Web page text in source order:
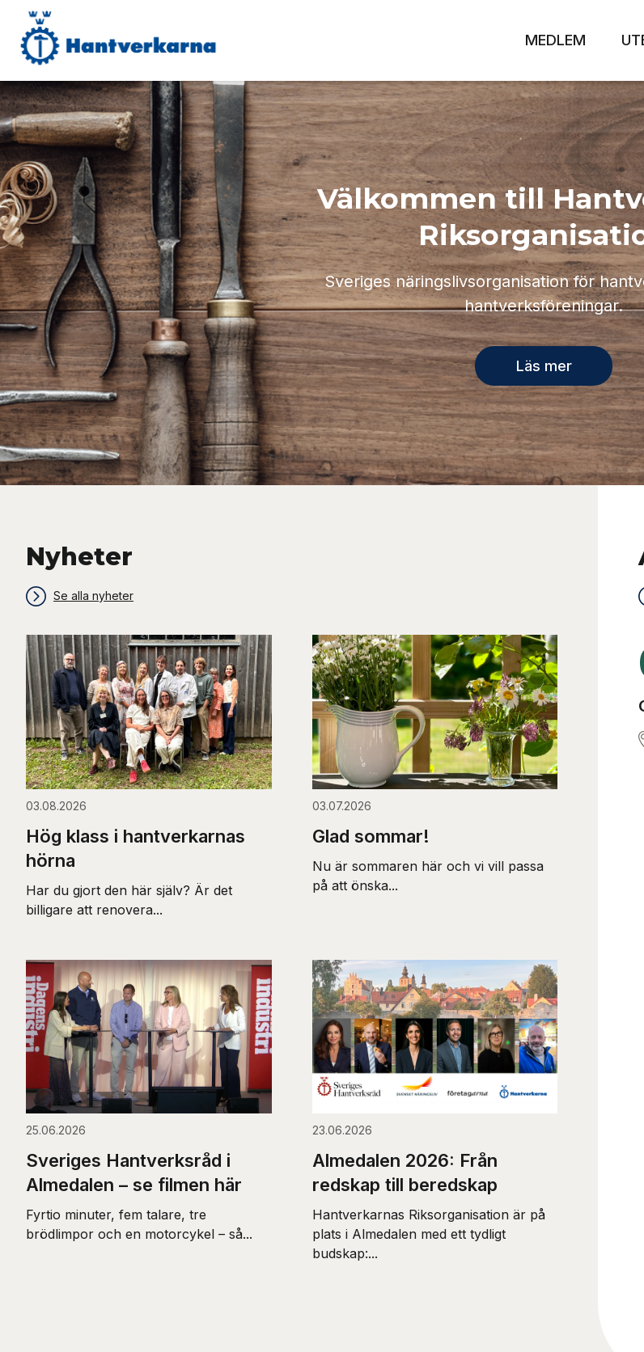
MEDLEM
Välkommen till
Sveriges näringslivsorganisation för
hantverksföreningar.
Läs mer
Nyheter
Se alla nyheter
03.08.2026
Hög klass i hantverkarnas
hörna
Har du gjort den här själv? Är det
billigare att renovera...
03.07.2026
Glad sommar!
Nu är sommaren här och vi vill passa
på att önska...
25.06.2026
Sveriges Hantverksråd i
Almedalen – se filmen här
Fyrtio minuter, fem talare, tre
brödlimpor och en motorcykel – så...
23.06.2026
Almedalen 2026: Från
redskap till beredskap
Hantverkarnas Riksorganisation är på
plats i Almedalen med ett tydligt
budskap:...